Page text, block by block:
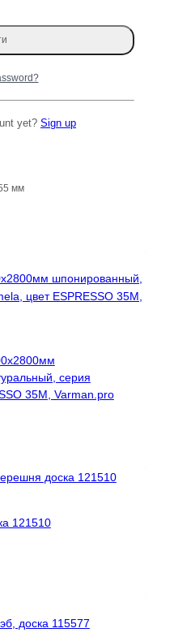
выбрать
на
странице
мм
серия
35M, Varman.pro
121510
yet? Sign up